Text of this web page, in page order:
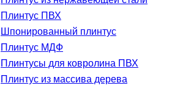
Плинтус ПВХ
Шпонированный плинтус
Плинтус МДФ
Плинтусы для ковролина ПВХ
Плинтус из массива дерева